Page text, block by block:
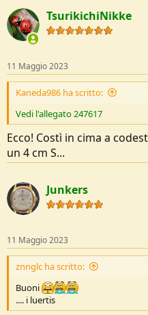
c
t
i
o
s
:
TsurikichiNikke
11 Maggio 2023
Kaneda986 ha scritto:
Vedi l'allegato 247617
Ecco! Costì in cima a
un 4 cm S...
Junkers
11 Maggio 2023
znnglc ha scritto:
Buoni
.... i luertis